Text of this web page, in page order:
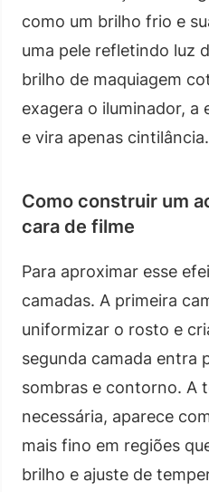
como um brilho frio e
uma pele refletindo luz
brilho de maquiagem
exagera o iluminador, a
e vira apenas cintilância.
Como construir um
cara de filme
Para aproximar esse
camadas. A primeira
uniformizar o rosto e
segunda camada entra
sombras e contorno. A
necessária, aparece
mais fino em regiões
brilho e ajuste de